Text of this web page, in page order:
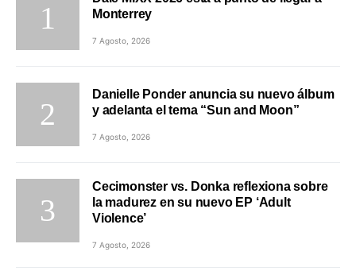
Monterrey
7 Agosto, 2026
Danielle Ponder anuncia su nuevo álbum
y adelanta el tema “Sun and Moon”
7 Agosto, 2026
Cecimonster vs. Donka reflexiona sobre
la madurez en su nuevo EP ‘Adult
Violence’
7 Agosto, 2026